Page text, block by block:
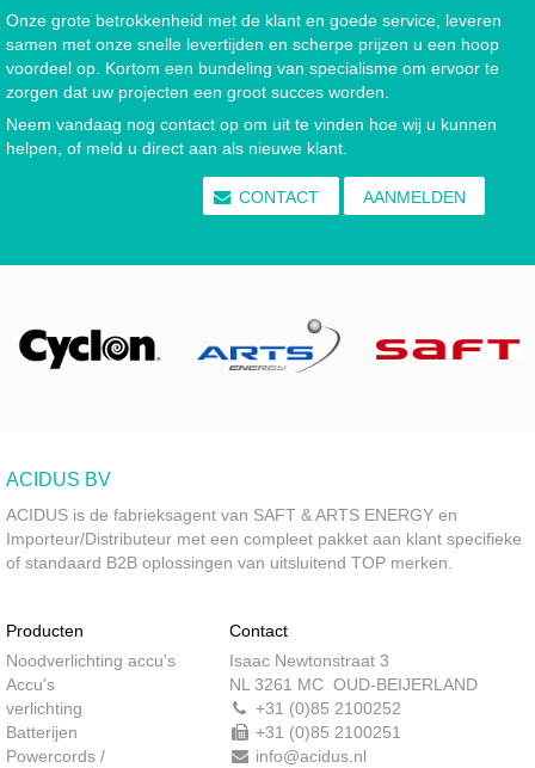
Onze grote betrokkenheid met de klant en goede service, leveren
samen met onze snelle levertijden en scherpe prijzen u een hoop
voordeel op. Kortom een bundeling van specialisme om ervoor te
zorgen dat uw projecten een groot succes worden.
Neem vandaag nog contact op om uit te vinden hoe wij u kunnen
helpen, of meld u direct aan als nieuwe klant.
CONTACT AANMELDEN
ACIDUS BV
ACIDUS is de fabrieksagent van SAFT & ARTS ENERGY en
Importeur/Distributeur met een compleet pakket aan klant specifieke
of standaard B2B oplossingen van uitsluitend TOP merken.
Producten
Noodverlichting accu's
Accu's
verlichting
Batterijen
Powercords /
Contact
Isaac Newtonstraat 3
NL 3261 MC OUD-BEIJERLAND
+31 (0)85 2100252
+31 (0)85 2100251
info@acidus.nl